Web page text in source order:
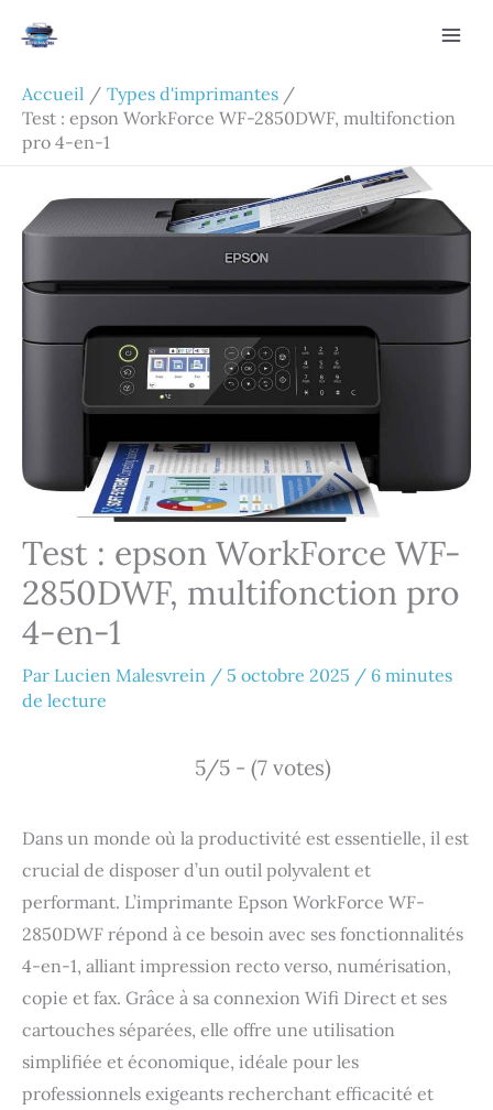
Accueil
Types d'imprimantes
Test : epson WorkForce WF-2850DWF, multifonction
pro 4-en-1
Test : epson WorkForce WF-
2850DWF, multifonction pro
4-en-1
Par Lucien Malesvrein / 5 octobre 2025 / 6 minutes
de lecture
5/5 - (7 votes)
Dans un monde où la productivité est essentielle, il est
crucial de disposer d’un outil polyvalent et
performant. L’imprimante Epson WorkForce WF-
2850DWF répond à ce besoin avec ses fonctionnalités
4-en-1, alliant impression recto verso, numérisation,
copie et fax. Grâce à sa connexion Wifi Direct et ses
cartouches séparées, elle offre une utilisation
simplifiée et économique, idéale pour les
professionnels exigeants recherchant efficacité et
Rechercher